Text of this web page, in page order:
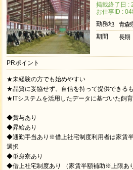
掲載終了日 :
お仕事ID :
勤務地
青森
期間
長期
PRポイント
★未経験の方でも始めやすい
★品質に妥協せず、自信を持って提供できる
★ITシステムを活用したデータに基づいた飼
◆賞与あり
◆昇給あり
◆通勤手当あり※借上社宅制度利用者は家賃
選択
◆単身寮あり
◆借上社宅制度あり （家賃半額補助※上限あり